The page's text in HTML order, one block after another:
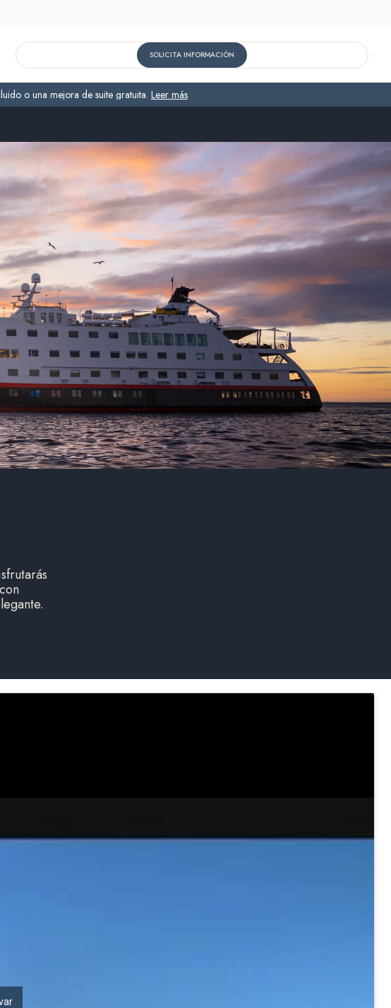
SOLICITA INFORMACIÓN
o una mejora de suite gratuita. Leer más